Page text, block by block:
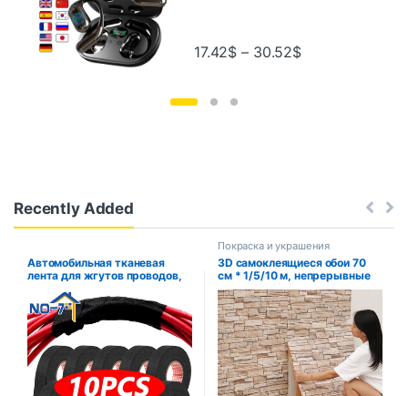
17.42$ – 30.52$
Recently Added
Автомобильная тканевая
лента для жгутов проводов,
водонепроницаемая
изоляционная изоляционная
лента, черная
самоклеящаяся тканевая
лента
Покраска и украшения
3D самоклеящиеся обои 70
см * 1/5/10 м, непрерывные
водонепроницаемые
наклейки на кирпичную
стену, гостиная, спальня,
детская комната, домашний
декор